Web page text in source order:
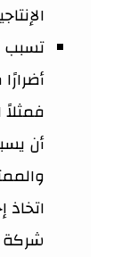
تسبب
أن